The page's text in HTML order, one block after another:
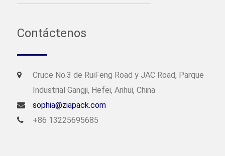
Contáctenos
Cruce No.3 de RuiFeng Road y JAC Road, Parque
Industrial Gangji, Hefei, Anhui, China
sophia@ziapack.com
+86 13225695685